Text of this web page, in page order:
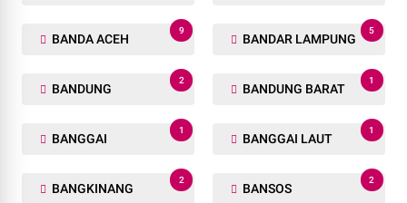
BANDA ACEH
9
BANDAR LAMPUNG
5
BANDUNG
2
BANDUNG BARAT
1
BANGGAI
1
BANGGAI LAUT
1
BANGKINANG
2
BANSOS
2